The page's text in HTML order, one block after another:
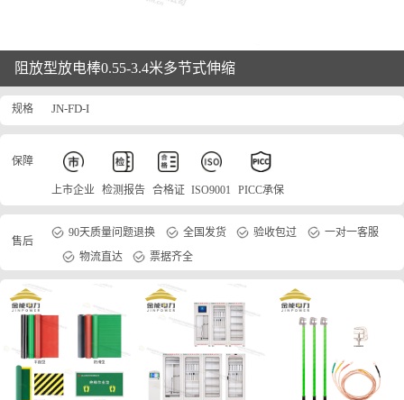
阻放型放电棒0.55-3.4米多节式伸缩
规格 JN-FD-I
保障
上市企业 检测报告 合格证 ISO9001 PICC承保
售后
90天质量问题退换 全国发货 验收包过
一对一客服
物流直达
票据齐全